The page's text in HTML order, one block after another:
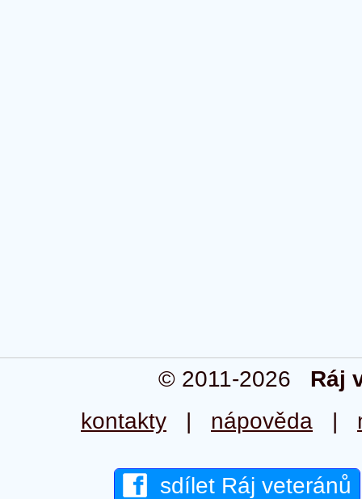
© 2011-2026 Ráj
kontakty | nápověda |
sdílet Ráj veteránů